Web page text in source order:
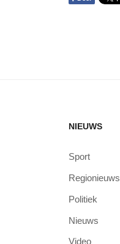
NIEUWS
Sport
Regionieuws
Politiek
Nieuws
Video